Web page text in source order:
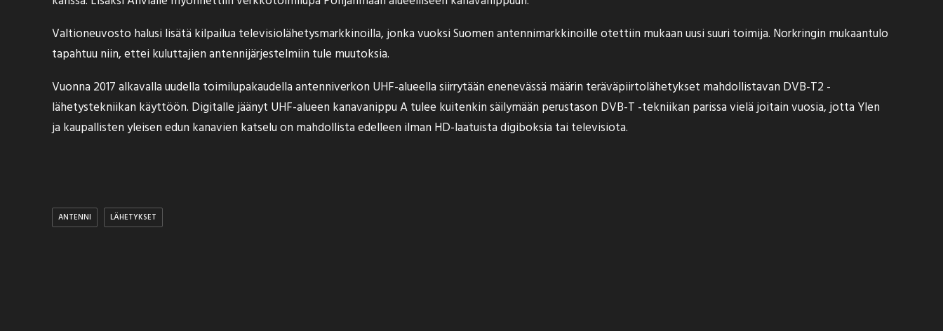
Valtioneuvosto halusi lisätä kilpailua televisiolähetysmarkkinoilla, jonka vuoksi Suomen antennimarkkinoille otettiin mukaan uusi suuri toimija. Norkringin mukaantulo
tapahtuu niin, ettei kuluttajien antennijärjestelmiin tule muutoksia.
Vuonna 2017 alkavalla uudella toimilupakaudella antenniverkon UHF-alueella siirrytään enenevässä määrin teräväpiirtolähetykset mahdollistavan DVB-T2 -
lähetystekniikan käyttöön. Digitalle jäänyt UHF-alueen kanavanippu A tulee kuitenkin säilymään perustason DVB-T -tekniikan parissa vielä joitain vuosia, jotta Ylen
ja kaupallisten yleisen edun kanavien katselu on mahdollista edelleen ilman HD-laatuista digiboksia tai televisiota.
ANTENNI LÄHETYKSET